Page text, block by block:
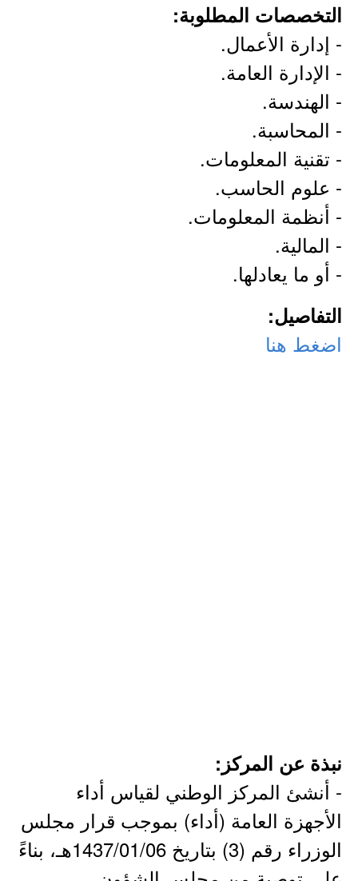
التخصصات المطلوبة:
- إدارة الأعمال.
- الإدارة العامة.
- الهندسة.
- المحاسبة.
- تقنية المعلومات.
- علوم الحاسب.
- أنظمة المعلومات.
- المالية.
- أو ما يعادلها.
التفاصيل:
اضغط هنا
نبذة عن المركز:
- أنشئ المركز الوطني لقياس أداء
الأجهزة العامة (أداء) بموجب قرار مجلس
الوزراء رقم (3) بتاريخ 1437/01/06هـ، بناءً